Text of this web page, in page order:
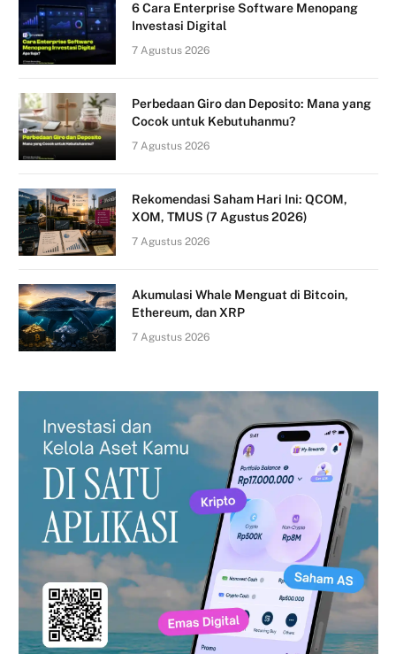
6 Cara Enterprise Software Menopang
Investasi Digital
7 Agustus 2026
Perbedaan Giro dan Deposito: Mana yang
Cocok untuk Kebutuhanmu?
7 Agustus 2026
Rekomendasi Saham Hari Ini: QCOM,
XOM, TMUS (7 Agustus 2026)
7 Agustus 2026
Akumulasi Whale Menguat di Bitcoin,
Ethereum, dan XRP
7 Agustus 2026